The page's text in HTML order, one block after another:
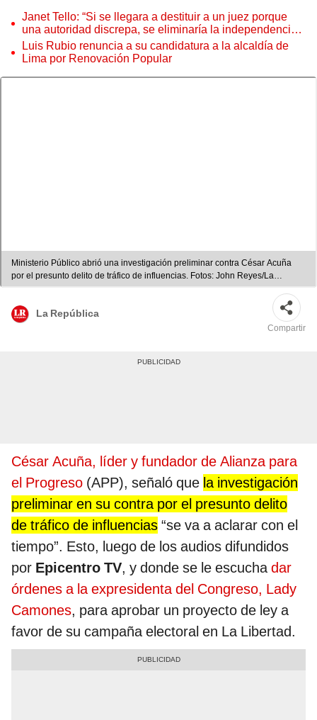
Janet Tello: “Si se llegara a destituir a un juez porque
una autoridad discrepa, se eliminaría la independencia
judicial”
Luis Rubio renuncia a su candidatura a la alcaldía de
Lima por Renovación Popular
Ministerio Público abrió una investigación preliminar contra César Acuña
por el presunto delito de tráfico de influencias. Fotos: John Reyes/La
República
La República
Compartir
César Acuña, líder y fundador de Alianza para
el Progreso (APP), señaló que la investigación
preliminar en su contra por el presunto delito
de tráfico de influencias “se va a aclarar con el
tiempo”. Esto, luego de los audios difundidos
por Epicentro TV, y donde se le escuchadar
órdenes a la expresidenta del Congreso, Lady
Camones, para aprobar un proyecto de ley a
favor de su campaña electoral en La Libertad.